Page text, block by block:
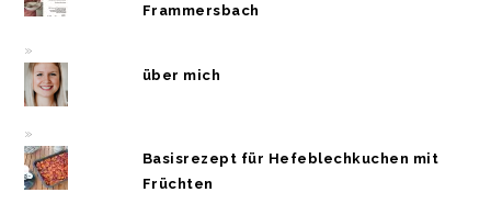
Frammersbach
über mich
Basisrezept für Hefeblechkuchen mit
Früchten